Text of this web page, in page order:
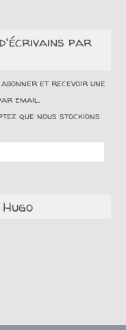
par
et recevoir une
email.
que nous stockions